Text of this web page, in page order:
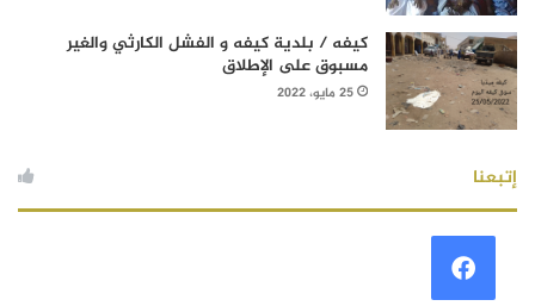
كيفه / بلدية كيفه و الفشل الكارثي والغير
مسبوق على الإطلاق
25 مايو، 2022
إتبعنا